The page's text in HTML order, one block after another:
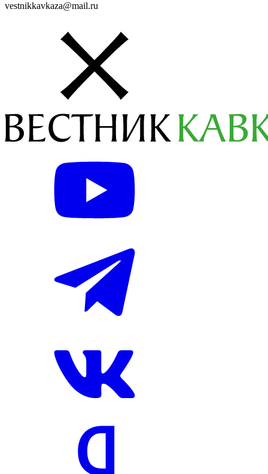
vestnikkavkaza@mail.ru